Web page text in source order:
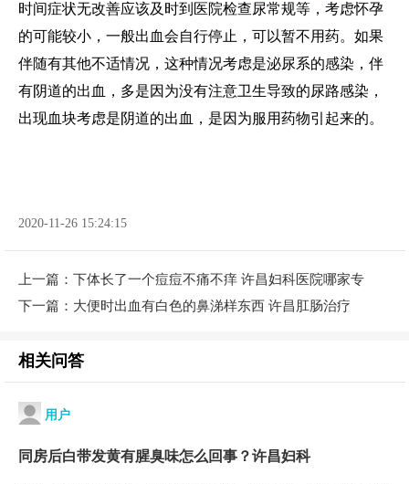
时间症状无改善应该及时到医院检查尿常规等，考虑怀孕
的可能较小，一般出血会自行停止，可以暂不用药。如果
伴随有其他不适情况，这种情况考虑是泌尿系的感染，伴
有阴道的出血，多是因为没有注意卫生导致的尿路感染，
出现血块考虑是阴道的出血，是因为服用药物引起来的。
2020-11-26 15:24:15
上一篇： 下体长了一个痘痘不痛不痒 许昌妇科医院哪家专
下一篇： 大便时出血有白色的鼻涕样东西 许昌肛肠治疗
相关问答
用户
同房后白带发黄有腥臭味怎么回事？许昌妇科